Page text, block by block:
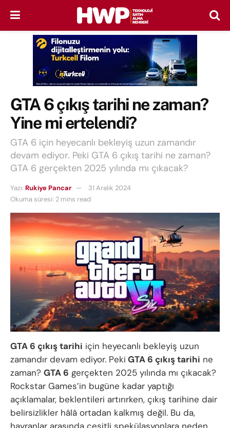
GTA 6 çıkış tarihi ne zaman?
Yine mi ertelendi?
GTA 6 için heyecanlı bekleyiş uzun zamandır
devam ediyor. Peki GTA 6 çıkış tarihi ne zaman?
GTA 6 gerçekten 2025 yılında mı çıkacak?
Yazı: Rukiye Pancar
31 Aralık 2024
Okuma süresi: 2 mins read
GTA 6 çıkış tarihi için heyecanlı bekleyiş uzun
zamandır devam ediyor. Peki GTA 6 çıkış tarihi ne
zaman? GTA 6 gerçekten 2025 yılında mı çıkacak?
Rockstar Games’in bugüne kadar yaptığı
açıklamalar, beklentileri artırırken, çıkış tarihine dair
belirsizlikler hâlâ ortadan kalkmış değil. Bu da,